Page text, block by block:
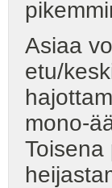
Asiaa
etu/
mono-